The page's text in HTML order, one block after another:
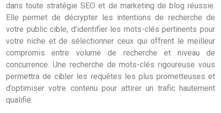
dans toute stratégie SEO et de marketing de blog réussie.
Elle permet de décrypter les intentions de recherche de
votre public cible, d’identifier les mots-clés pertinents pour
votre niche et de sélectionner ceux qui offrent le meilleur
compromis entre volume de recherche et niveau de
concurrence. Une recherche de mots-clés rigoureuse vous
permettra de cibler les requêtes les plus prometteuses et
d’optimiser votre contenu pour attirer un trafic hautement
qualifié.